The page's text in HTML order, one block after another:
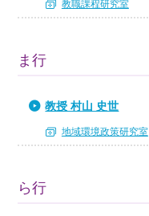
教職課程研究室
ま行
教授 村山 史世
地域環境政策研究室
ら行